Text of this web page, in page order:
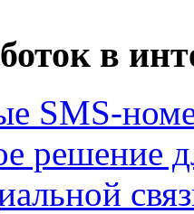
в
SMS-
решение